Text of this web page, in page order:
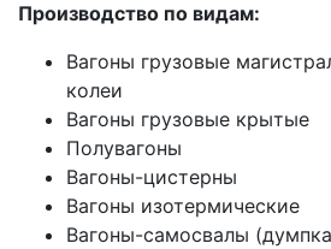
Производство по видам:
Вагоны грузовые
колеи
Вагоны грузовые крытые
Полувагоны
Вагоны-цистерны
Вагоны изотермические
Вагоны-самосвалы